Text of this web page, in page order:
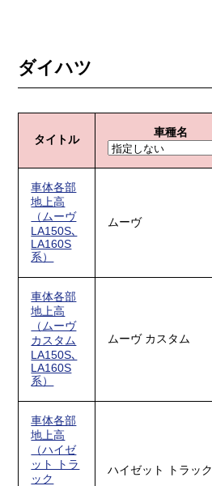
ダイハツ
タイトル
車種名
車体各部
地上高
（ムーヴ
LA150S､
LA160S
系）
ムーヴ
車体各部
地上高
（ムーヴ
カスタム
LA150S､
LA160S
系）
ムーヴ カスタム
車体各部
地上高
（ハイゼ
ット トラ
ック
ハイゼット トラック